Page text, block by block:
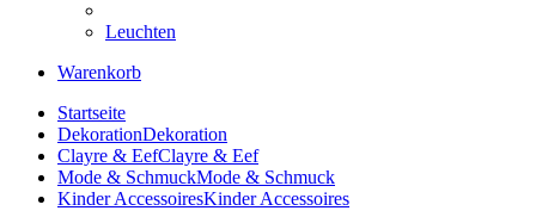
Leuchten
Warenkorb
Startseite
DekorationDekoration
Clayre & EefClayre & Eef
Mode & SchmuckMode & Schmuck
Kinder AccessoiresKinder Accessoires